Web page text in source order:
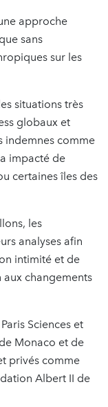
approche
sans
sur les
situations très
globaux et
indemnes comme
impacté de
certaines îles des
les
analyses afin
intimité et de
aux changements
Sciences et
Monaco et de
privés comme
Albert II de